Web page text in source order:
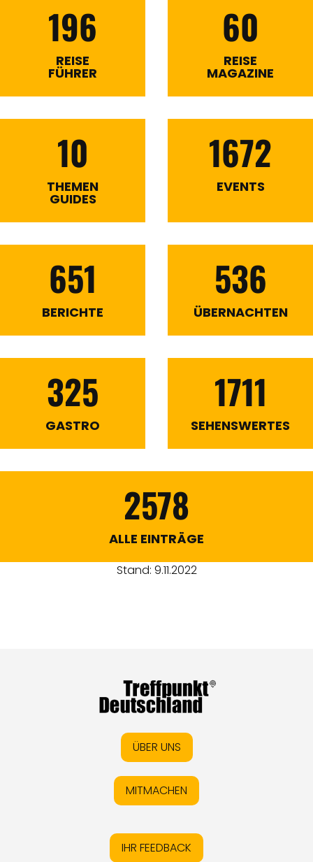
196
REISE
FÜHRER
60
REISE
MAGAZINE
10
THEMEN
GUIDES
1672
EVENTS
651
BERICHTE
536
ÜBERNACHTEN
325
GASTRO
1711
SEHENSWERTES
2578
ALLE EINTRÄGE
Stand: 9.11.2022
ÜBER UNS
MITMACHEN
IHR FEEDBACK